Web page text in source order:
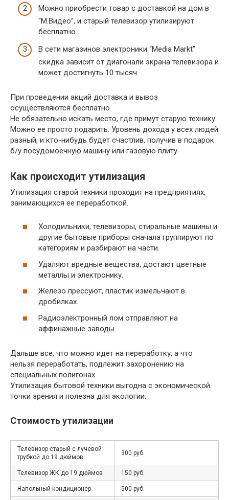
Можно приобрести товар с доставкой на дом в
“М.Видео”, и старый телевизор утилизируют
бесплатно.
В сети магазинов электроники “Media Markt”
скидка зависит от диагонали экрана телевизора и
может достигнуть 10 тысяч.
При проведении акций доставка и вывоз
осуществляются бесплатно.
Не обязательно искать место, где примут старую технику.
Можно ее просто подарить. Уровень дохода у всех людей
разный, и кто-нибудь будет счастлив, получив в подарок
б/у посудомоечную машину или газовую плиту.
Как происходит утилизация
Утилизация старой техники проходит на предприятиях,
занимающихся ее переработкой.
Холодильники, телевизоры, стиральные машины и
другие бытовые приборы сначала группируют по
категориям и разбирают на части.
Удаляют вредные вещества, достают цветные
металлы и электронику.
Железо прессуют, пластик измельчают в
дробилках.
Радиоэлектронный лом отправляют на
аффинажные заводы.
Дальше все, что можно идет на переработку, а что
нельзя переработать, подлежит захоронению на
специальных полигонах
Утилизация бытовой техники выгодна с экономической
точки зрения и полезна для экологии.
Стоимость утилизации
Телевизор старый с лучевой
трубкой до 19 дюймов
300 руб.
Телевизор ЖК до 19 дюймов 150 руб.
Напольный кондиционер 500 руб.